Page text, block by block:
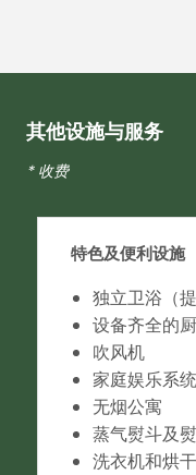
其他设施与服务
* 收费
特色及便利设施
独立卫浴（
设备齐全的
吹风机
家庭娱乐系统
无烟公寓
蒸气熨斗及
洗衣机和烘